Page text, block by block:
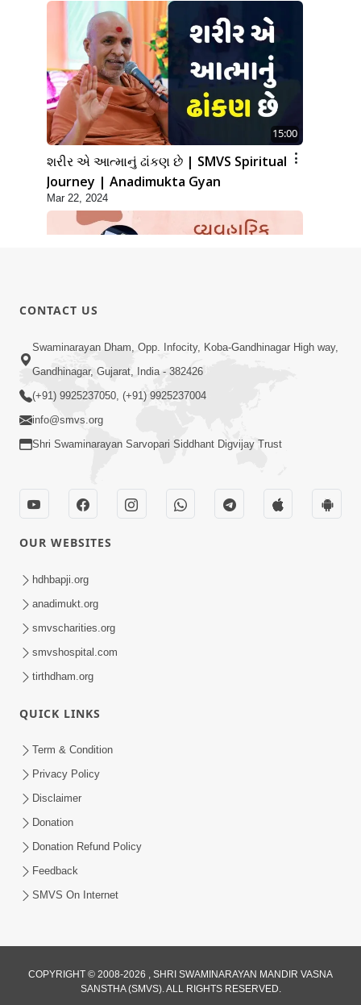
15:00
શરીર એ આત્માનું ઢાંકણ છે | SMVS Spiritual
Journey | Anadimukta Gyan
Mar 22, 2024
2:00
વ્યવહારિક કાર્ય કરો પણ આ મુદ્દો ભૂલાઈ ન
જાય હોં ! | Sankalp Sabha Saar
03/03/2023 | SMVS | 2023
વિચારીએ; ગુરુજીની આ ભલામણ પ્રમાણે
વર્તાય છે ? | SMVS Spiritual Journey
વંદુ સહજાનંદ પદ શા માટે ? કેવી રીતે બોલવા ? |
Mar 02, 2024
7:00
CONTACT US
Swaminarayan Dham, Opp. Infocity, Koba-Gandhinagar High way,
Gandhinagar, Gujarat, India - 382426
(+91) 9925237050, (+91) 9925237004
info@smvs.org
Shri Swaminarayan Sarvopari Siddhant Digvijay Trust
OUR WEBSITES
hdhbapji.org
anadimukt.org
smvscharities.org
smvshospital.com
tirthdham.org
QUICK LINKS
Term & Condition
Privacy Policy
Disclaimer
Donation
Donation Refund Policy
Feedback
SMVS On Internet
COPYRIGHT © 2008-2026 , SHRI SWAMINARAYAN MANDIR VASNA
SANSTHA (SMVS). ALL RIGHTS RESERVED.